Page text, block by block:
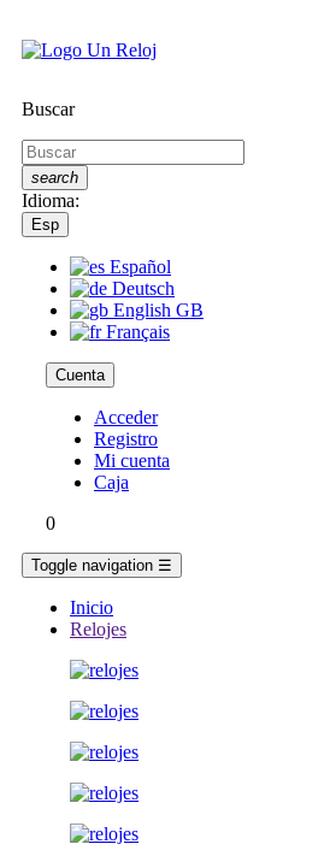
Buscar
search
Idioma:
Esp
Español
Deutsch
English GB
Français
Cuenta
Acceder
Registro
Mi cuenta
Caja
0
Toggle navigation ☰
Inicio
Relojes